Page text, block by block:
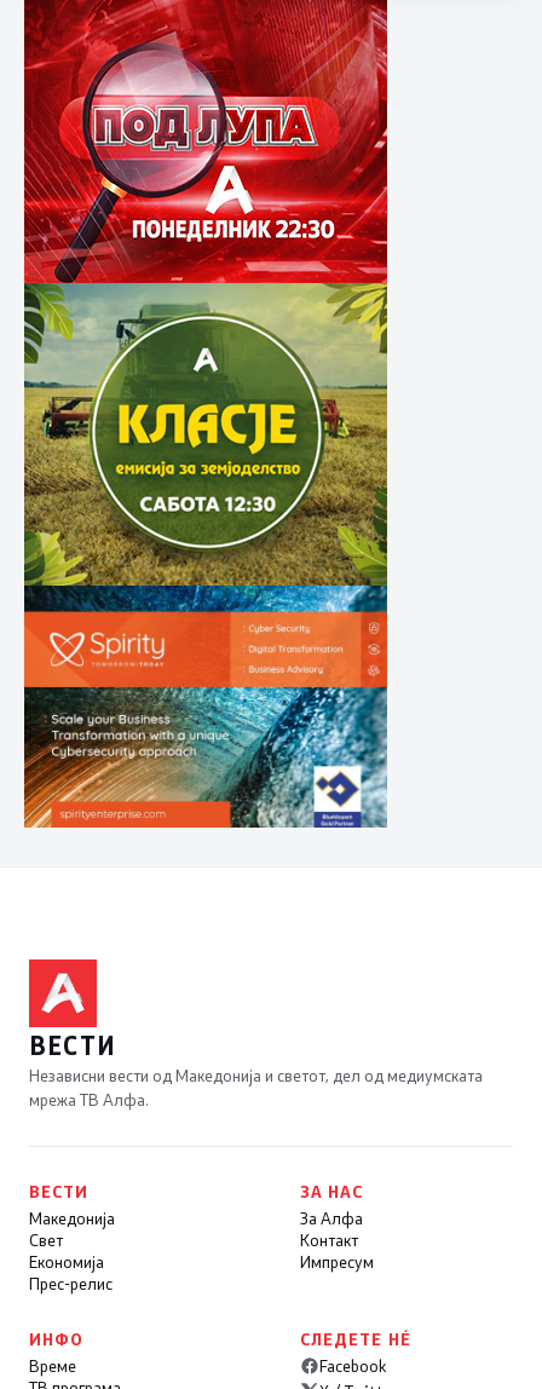
ВЕСТИ
Независни вести од Македонија и светот, дел од медиумската
мрежа ТВ Алфа.
ВЕСТИ
Македонија
Свет
Економија
Прес-релис
ЗА НАС
За Алфа
Контакт
Импресум
ИНФО
Време
СЛЕДЕТЕ НÉ
Facebook